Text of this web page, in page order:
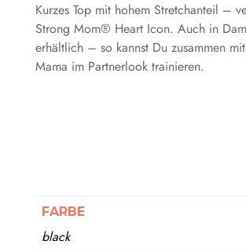
Kurzes Top mit hohem Stretchanteil –
Strong Mom® Heart Icon. Auch in
erhältlich – so kannst Du zusammen
Mama im Partnerlook trainieren.
FARBE
black